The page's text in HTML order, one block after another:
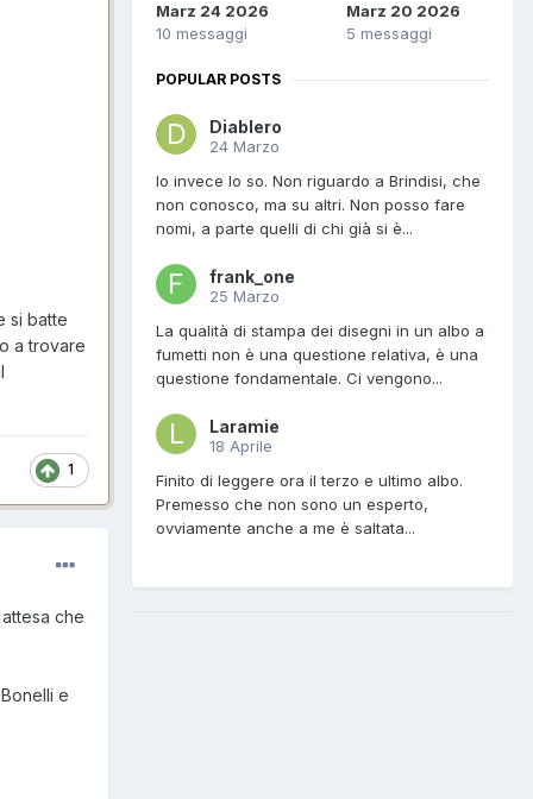
si batte
a trovare
1
che
e
Marz 24 2026
10 messaggi
Marz 20 2026
5 messaggi
POPULAR POSTS
Diablero
24 Marzo
Io invece lo so. Non riguardo a Brindisi, che
non conosco, ma su altri. Non posso fare
nomi, a parte quelli di chi già si è...
frank_one
25 Marzo
La qualità di stampa dei disegni in un albo a
fumetti non è una questione relativa, è una
questione fondamentale. Ci vengono...
Laramie
18 Aprile
Finito di leggere ora il terzo e ultimo albo.
Premesso che non sono un esperto,
ovviamente anche a me è saltata...